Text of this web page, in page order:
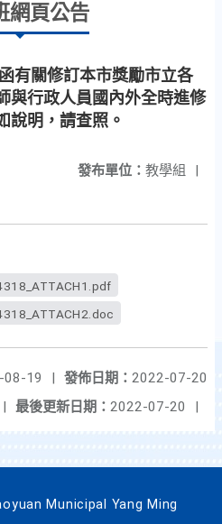
網頁公告
有關修訂本市獎勵市立各
與行政人員國內外全時進修
說明，請查照。
發布單位： 教學組 |
發佈日期： 2022-07-20
08-19
|
最後更新日期： 2022-07-20 |
|
Municipal Yang Ming